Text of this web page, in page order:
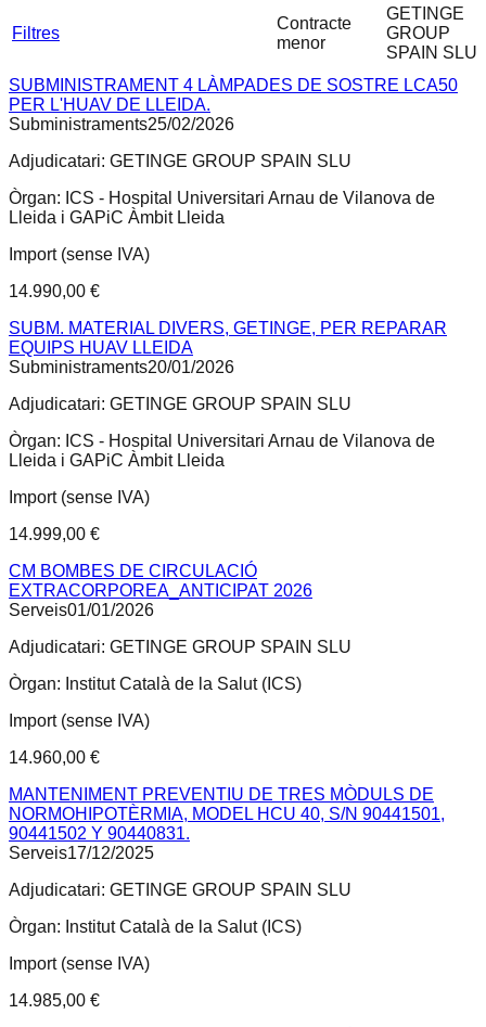
Filtres
Contracte
menor
GETINGE
GROUP
SPAIN SLU
SUBMINISTRAMENT 4 LÀMPADES DE SOSTRE LCA50
PER L'HUAV DE LLEIDA.
Subministraments25/02/2026
Adjudicatari: GETINGE GROUP SPAIN SLU
Òrgan: ICS - Hospital Universitari Arnau de Vilanova de
Lleida i GAPiC Àmbit Lleida
Import (sense IVA)
14.990,00 €
SUBM. MATERIAL DIVERS, GETINGE, PER REPARAR
EQUIPS HUAV LLEIDA
Subministraments20/01/2026
Adjudicatari: GETINGE GROUP SPAIN SLU
Òrgan: ICS - Hospital Universitari Arnau de Vilanova de
Lleida i GAPiC Àmbit Lleida
Import (sense IVA)
14.999,00 €
CM BOMBES DE CIRCULACIÓ
EXTRACORPOREA_ANTICIPAT 2026
Serveis01/01/2026
Adjudicatari: GETINGE GROUP SPAIN SLU
Òrgan: Institut Català de la Salut (ICS)
Import (sense IVA)
14.960,00 €
MANTENIMENT PREVENTIU DE TRES MÒDULS DE
NORMOHIPOTÈRMIA, MODEL HCU 40, S/N 90441501,
90441502 Y 90440831.
Serveis17/12/2025
Adjudicatari: GETINGE GROUP SPAIN SLU
Òrgan: Institut Català de la Salut (ICS)
Import (sense IVA)
14.985,00 €